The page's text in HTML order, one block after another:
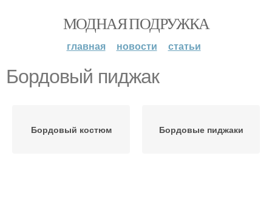
МОДНАЯ ПОДРУЖКА
главная новости статьи
Бордовый пиджак
Бордовый костюм Бордовые пиджаки